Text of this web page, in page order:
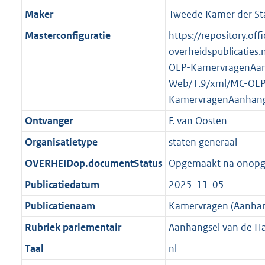
t
a
K
b
2
K
Maker
Tweede Kamer der
Masterconfiguratie
https://
OEP-
Web/1.9/xml/MC-
Ontvanger
F. van Oosten
Organisatietype
staten generaal
OVERHEIDop.documentStatus Opgemaakt na
Publicatiedatum
2025-11-05
Publicatienaam
Kamervragen
Rubriek parlementair
Aanhangsel van de
Taal
nl